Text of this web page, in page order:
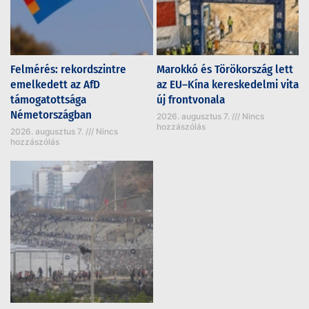
Felmérés: rekordszintre
emelkedett az AfD
támogatottsága
Németországban
2026. augusztus 7.
Nincs
hozzászólás
Marokkó és Törökország lett
az EU–Kína kereskedelmi vita
új frontvonala
2026. augusztus 7.
Nincs
hozzászólás